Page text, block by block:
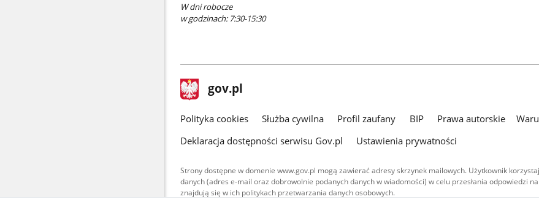
W dni robocze
w godzinach: 7:30-15:30
stopka
gov.pl Strona
gov.pl
gov.pl
Polityka cookies Służba cywilna Profil zaufany BIP Prawa autorskie
Deklaracja dostępności serwisu Gov.pl
Ustawienia prywatności
Strony dostępne w domenie www.gov.pl mogą zawierać adresy skrzynek mailowych. Użytkownik
danych (adres e-mail oraz dobrowolnie podanych danych w wiadomości) w celu przesłania odpowiedzi
znajdują się w ich politykach przetwarzania danych osobowych.